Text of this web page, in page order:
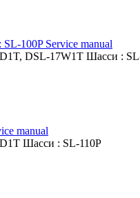
100P Service manual
DSL-17W1T Шасси :
manual
Шасси : SL-110P